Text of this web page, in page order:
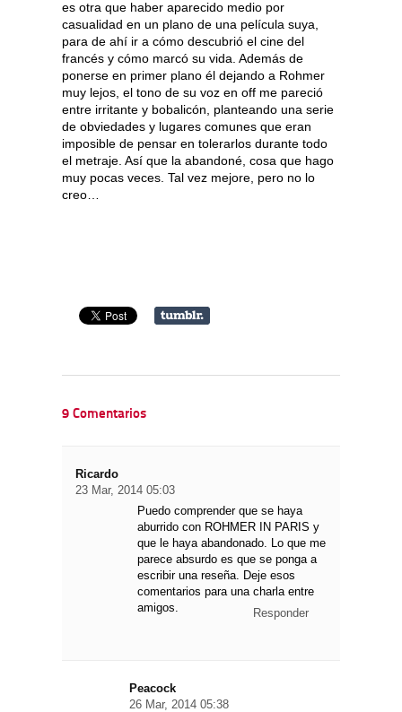
es otra que haber aparecido medio por
casualidad en un plano de una película suya,
para de ahí ir a cómo descubrió el cine del
francés y cómo marcó su vida. Además de
ponerse en primer plano él dejando a Rohmer
muy lejos, el tono de su voz en off me pareció
entre irritante y bobalicón, planteando una serie
de obviedades y lugares comunes que eran
imposible de pensar en tolerarlos durante todo
el metraje. Así que la abandoné, cosa que hago
muy pocas veces. Tal vez mejore, pero no lo
creo…
9 Comentarios
Ricardo
23 Mar, 2014 05:03
Puedo comprender que se haya
aburrido con ROHMER IN PARIS y
que le haya abandonado. Lo que me
parece absurdo es que se ponga a
escribir una reseña. Deje esos
comentarios para una charla entre
amigos.
Responder
Peacock
26 Mar, 2014 05:38